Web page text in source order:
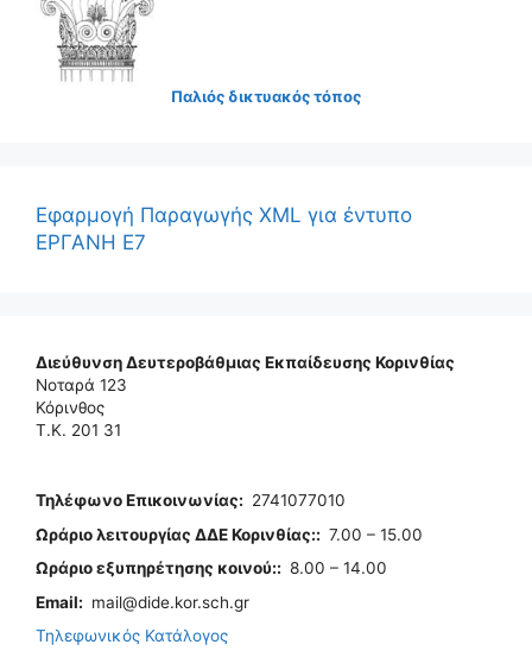
Παλιός δικτυακός τόπος
Εφαρμογή Παραγωγής XML για έντυπο
ΕΡΓΑΝΗ Ε7
Διεύθυνση Δευτεροβάθμιας Εκπαίδευσης Κορινθίας
Νοταρά 123
Κόρινθος
Τ.Κ. 201 31
Τηλέφωνo Επικοινωνίας: 2741077010
Ωράριο λειτουργίας ΔΔΕ Κορινθίας:: 7.00 – 15.00
Ωράριο εξυπηρέτησης κοινού:: 8.00 – 14.00
Email: mail@dide.kor.sch.gr
Τηλεφωνικός Κατάλογος